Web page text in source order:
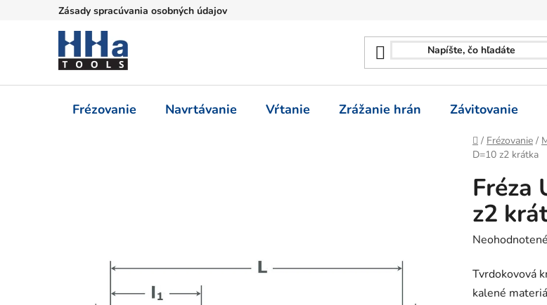
Zásady spracúvania osobných údajov
Frézovanie Navrtávanie Vŕtanie Zrážanie hrán Závitovanie
Domov
/ Frézovanie /
D=10 z2 krátka
Fréza
z2
Priemerné
produktu
je
Neohodnotené
Tvrdokovová
kalené